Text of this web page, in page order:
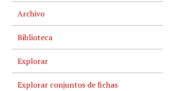
Archivo
Biblioteca
Explorar
Explorar conjuntos de fichas